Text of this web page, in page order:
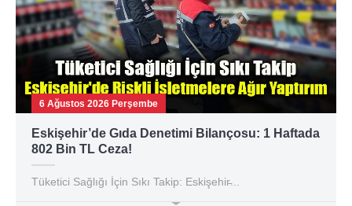
6 Ağustos 2026 Perşembe
Eskişehir’de Gıda Denetimi Bilançosu: 1 Haftada
802 Bin TL Ceza!
Tüketici Sağlığı İçin Sıkı Takip: Eskişehir̵...